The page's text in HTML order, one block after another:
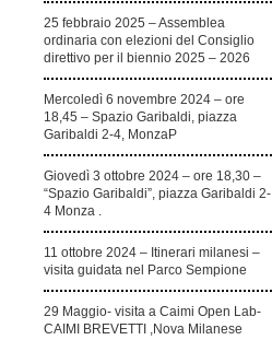
25 febbraio 2025 – Assemblea
ordinaria con elezioni del Consiglio
direttivo per il biennio 2025 – 2026
Mercoledì 6 novembre 2024 – ore
18,45 – Spazio Garibaldi, piazza
Garibaldi 2-4, MonzaP
Giovedì 3 ottobre 2024 – ore 18,30 –
“Spazio Garibaldi”, piazza Garibaldi 2-
4 Monza .
11 ottobre 2024 – Itinerari milanesi –
visita guidata nel Parco Sempione
29 Maggio- visita a Caimi Open Lab-
CAIMI BREVETTI ,Nova Milanese